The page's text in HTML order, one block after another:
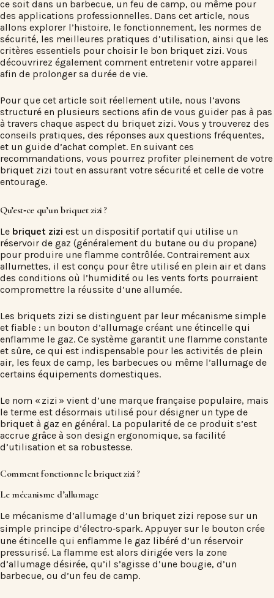
ce soit dans un barbecue, un feu de camp, ou même pour
des applications professionnelles. Dans cet article, nous
allons explorer l’histoire, le fonctionnement, les normes de
sécurité, les meilleures pratiques d’utilisation, ainsi que les
critères essentiels pour choisir le bon briquet zizi. Vous
découvrirez également comment entretenir votre appareil
afin de prolonger sa durée de vie.
Pour que cet article soit réellement utile, nous l’avons
structuré en plusieurs sections afin de vous guider pas à pas
à travers chaque aspect du briquet zizi. Vous y trouverez des
conseils pratiques, des réponses aux questions fréquentes,
et un guide d’achat complet. En suivant ces
recommandations, vous pourrez profiter pleinement de votre
briquet zizi tout en assurant votre sécurité et celle de votre
entourage.
Qu’est‑ce qu’un briquet zizi ?
Le briquet zizi est un dispositif portatif qui utilise un
réservoir de gaz (généralement du butane ou du propane)
pour produire une flamme contrôlée. Contrairement aux
allumettes, il est conçu pour être utilisé en plein air et dans
des conditions où l’humidité ou les vents forts pourraient
compromettre la réussite d’une allumée.
Les briquets zizi se distinguent par leur mécanisme simple
et fiable : un bouton d’allumage créant une étincelle qui
enflamme le gaz. Ce système garantit une flamme constante
et sûre, ce qui est indispensable pour les activités de plein
air, les feux de camp, les barbecues ou même l’allumage de
certains équipements domestiques.
Le nom « zizi » vient d’une marque française populaire, mais
le terme est désormais utilisé pour désigner un type de
briquet à gaz en général. La popularité de ce produit s’est
accrue grâce à son design ergonomique, sa facilité
d’utilisation et sa robustesse.
Comment fonctionne le briquet zizi ?
Le mécanisme d’allumage
Le mécanisme d’allumage d’un briquet zizi repose sur un
simple principe d’électro‑spark. Appuyer sur le bouton crée
une étincelle qui enflamme le gaz libéré d’un réservoir
pressurisé. La flamme est alors dirigée vers la zone
d’allumage désirée, qu’il s’agisse d’une bougie, d’un
barbecue, ou d’un feu de camp.